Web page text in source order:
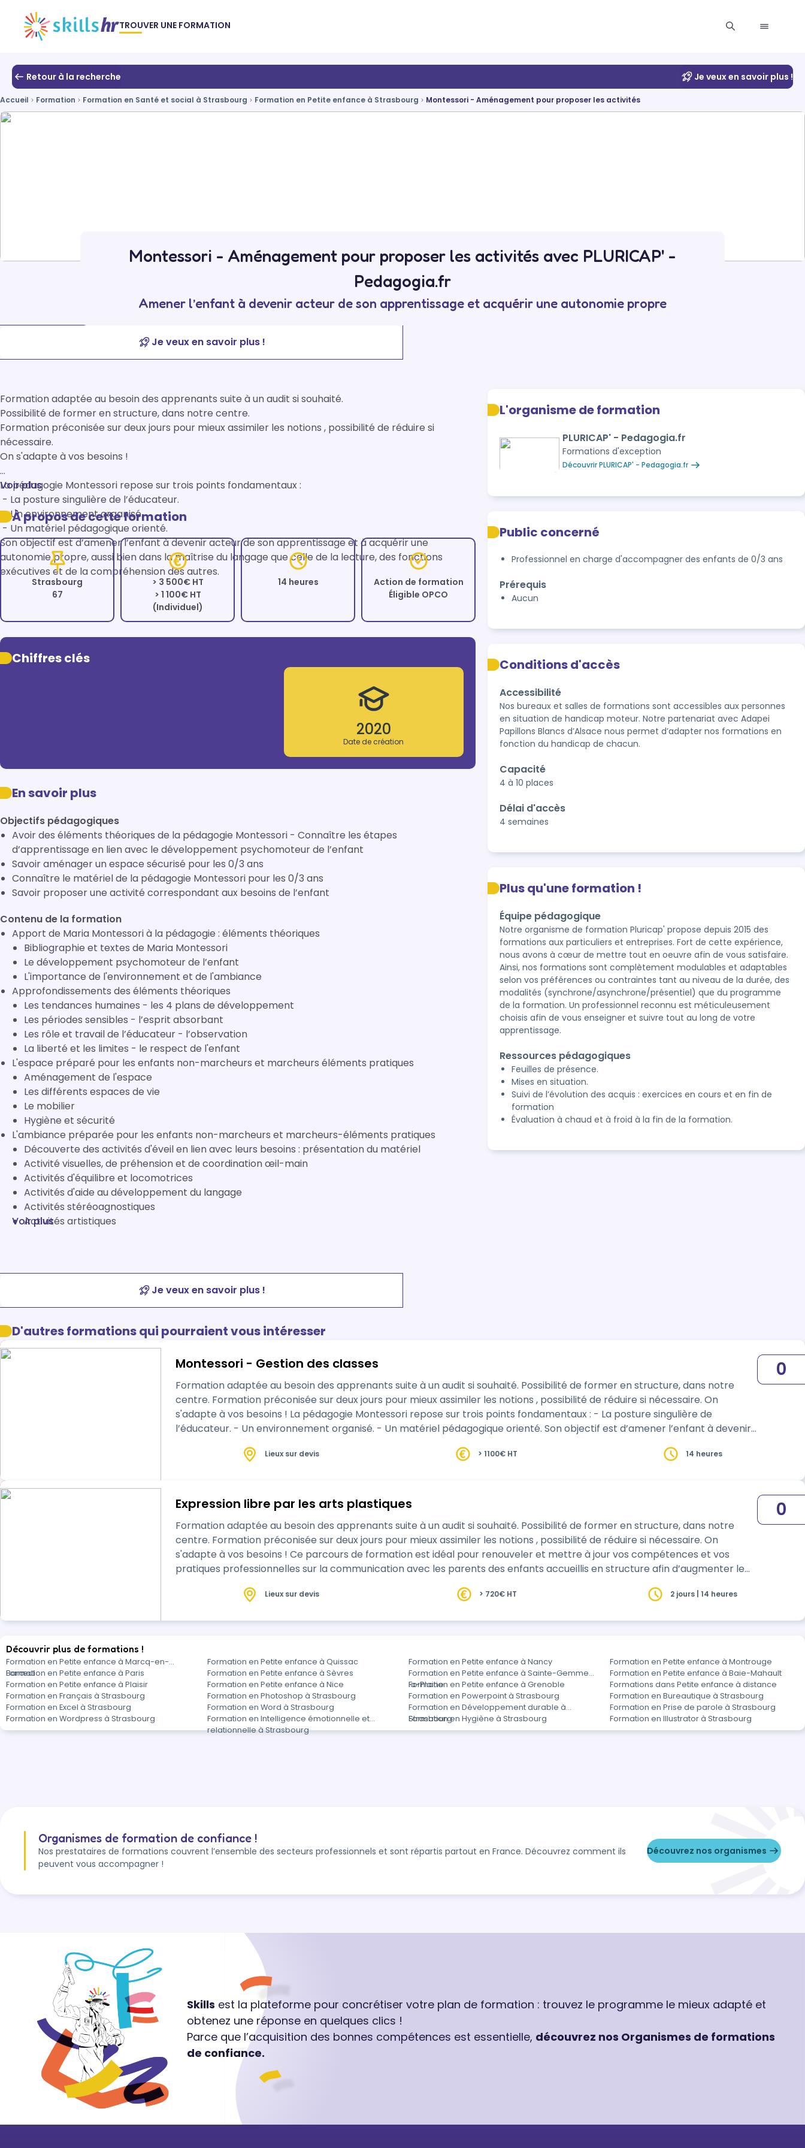
TROUVER UNE FORMATION
Retour à la recherche Je veux en savoir plus !
Accueil Formation Formation en Santé et social à Strasbourg Formation en Petite enfance à Strasbourg Montessori - Aménagement pour proposer les activités
Montessori - Aménagement pour proposer les activités avec PLURICAP' -
Pedagogia.fr
Amener l’enfant à devenir acteur de son apprentissage et acquérir une autonomie propre
Je veux en savoir plus !
Formation adaptée au besoin des apprenants suite à un audit si souhaité.
Possibilité de former en structure, dans notre centre.
Formation préconisée sur deux jours pour mieux assimiler les notions , possibilité de réduire si
nécessaire.
On s'adapte à vos besoins !
La pédagogie Montessori repose sur trois points fondamentaux :
- La posture singulière de l’éducateur.
- Un environnement organisé.
- Un matériel pédagogique orienté.
Son objectif est d’amener l’enfant à devenir acteur de son apprentissage et à acquérir une
autonomie propre, aussi bien dans la maîtrise du langage que celle de la lecture, des fonctions
Voir plus
À propos de cette formation
Strasbourg
67
> 3 500€ HT
> 1 100€ HT
(Individuel)
14 heures
Action de formation
Éligible OPCO
Chiffres clés
2020
Date de création
En savoir plus
Objectifs pédagogiques
Avoir des éléments théoriques de la pédagogie Montessori - Connaître les étapes
d’apprentissage en lien avec le développement psychomoteur de l’enfant
Savoir aménager un espace sécurisé pour les 0/3 ans
Connaître le matériel de la pédagogie Montessori pour les 0/3 ans
Savoir proposer une activité correspondant aux besoins de l’enfant
Contenu de la formation
Apport de Maria Montessori à la pédagogie : éléments théoriques
Bibliographie et textes de Maria Montessori
Le développement psychomoteur de l’enfant
L'importance de l'environnement et de l'ambiance
Approfondissements des éléments théoriques
Les tendances humaines - les 4 plans de développement
Les périodes sensibles - l’esprit absorbant
Les rôle et travail de l’éducateur - l’observation
La liberté et les limites - le respect de l'enfant
L'espace préparé pour les enfants non-marcheurs et marcheurs éléments pratiques
Aménagement de l'espace
Les différents espaces de vie
Le mobilier
Hygiène et sécurité
L'ambiance préparée pour les enfants non-marcheurs et marcheurs-éléments pratiques
Découverte des activités d'éveil en lien avec leurs besoins : présentation du matériel
Activité visuelles, de préhension et de coordination œil-main
Activités d'équilibre et locomotrices
Activités d'aide au développement du langage
Activités stéréoagnostiques
Activités artistiques
Voir plus
L'organisme de formation
PLURICAP' - Pedagogia.fr
Formations d'exception
Découvrir PLURICAP' - Pedagogia.fr
Public concerné
Professionnel en charge d'accompagner des enfants de 0/3 ans
Prérequis
Aucun
Conditions d'accès
Accessibilité
Nos bureaux et salles de formations sont accessibles aux personnes
en situation de handicap moteur. Notre partenariat avec Adapei
Papillons Blancs d’Alsace nous permet d’adapter nos formations en
fonction du handicap de chacun.
Capacité
4 à 10 places
Délai d'accès
4 semaines
Plus qu'une formation !
Équipe pédagogique
Notre organisme de formation Pluricap' propose depuis 2015 des
formations aux particuliers et entreprises. Fort de cette expérience,
nous avons à cœur de mettre tout en oeuvre afin de vous satisfaire.
Ainsi, nos formations sont complètement modulables et adaptables
selon vos préférences ou contraintes tant au niveau de la durée, des
modalités (synchrone/asynchrone/présentiel) que du programme
de la formation. Un professionnel reconnu est méticuleusement
choisis afin de vous enseigner et suivre tout au long de votre
apprentissage.
Ressources pédagogiques
Feuilles de présence.
Mises en situation.
Suivi de l’évolution des acquis : exercices en cours et en fin de
formation
Évaluation à chaud et à froid à la fin de la formation.
Je veux en savoir plus !
D'autres formations qui pourraient vous intéresser
Montessori - Gestion des classes
Formation adaptée au besoin des apprenants suite à un audit si souhaité. Possibilité de former en structure, dans notre
centre. Formation préconisée sur deux jours pour mieux assimiler les notions , possibilité de réduire si nécessaire. On
s'adapte à vos besoins ! La pédagogie Montessori repose sur trois points fondamentaux : - La posture singulière de
l’éducateur. - Un environnement organisé. - Un matériel pédagogique orienté. Son objectif est d’amener l’enfant à devenir
0
Lieux sur devis > 1100€ HT 14 heures
Expression libre par les arts plastiques
Formation adaptée au besoin des apprenants suite à un audit si souhaité. Possibilité de former en structure, dans notre
centre. Formation préconisée sur deux jours pour mieux assimiler les notions , possibilité de réduire si nécessaire. On
s'adapte à vos besoins ! Ce parcours de formation est idéal pour renouveler et mettre à jour vos compétences et vos
pratiques professionnelles sur la communication avec les parents des enfants accueillis en structure afin d’augmenter le
0
Lieux sur devis > 720€ HT 2 jours | 14 heures
Découvrir plus de formations !
Formation en Petite enfance à Marcq-en-
Barœul
Formation en Petite enfance à Quissac Formation en Petite enfance à Nancy
Formation en Petite enfance à Montrouge
Formation en Petite enfance à Paris
Formation en Petite enfance à Sèvres
Formation en Petite enfance à Sainte-Gemme-
la-Plaine
Formation en Petite enfance à Baie-Mahault
Formation en Petite enfance à Plaisir
Formation en Petite enfance à Nice Formation en Petite enfance à Grenoble
Formations dans Petite enfance à distance
Formation en Français à Strasbourg
Formation en Photoshop à Strasbourg Formation en Powerpoint à Strasbourg
Formation en Bureautique à Strasbourg
Formation en Excel à Strasbourg
Formation en Word à Strasbourg
Formation en Développement durable à
Strasbourg
Formation en Prise de parole à Strasbourg
Formation en Wordpress à Strasbourg
Formation en Intelligence émotionnelle et
relationnelle à Strasbourg
Formation en Hygiène à Strasbourg Formation en Illustrator à Strasbourg
Organismes de formation de confiance !
Nos prestataires de formations couvrent l’ensemble des secteurs professionnels et sont répartis partout en France. Découvrez comment ils
peuvent vous accompagner !
Découvrez nos organismes
Skills est la plateforme pour concrétiser votre plan de formation : trouvez le programme le mieux adapté et
obtenez une réponse en quelques clics !
Parce que l’acquisition des bonnes compétences est essentielle, découvrez nos Organismes de formations
de confiance.